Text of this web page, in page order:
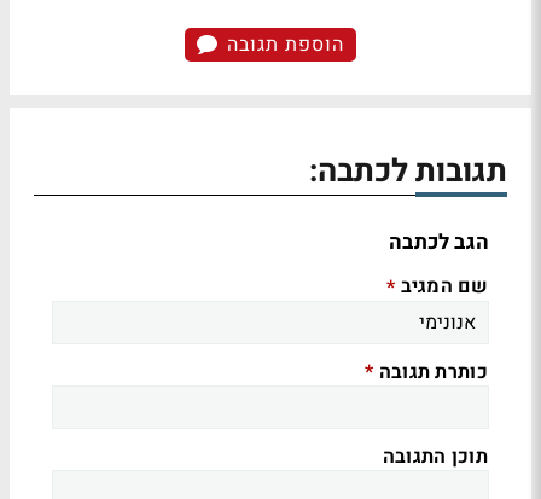
הוספת תגובה
תגובות לכתבה:
הגב לכתבה
שם המגיב *
כותרת תגובה *
תוכן התגובה